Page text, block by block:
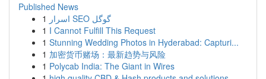
Published News
1
اسرار SEO گوگل
1 I Cannot Fulfill This Request
1 Stunning Wedding Photos in Hyderabad: Capturi...
1 加密货币赌场：最新趋势与风险
1 Polycab India: The Giant in Wires